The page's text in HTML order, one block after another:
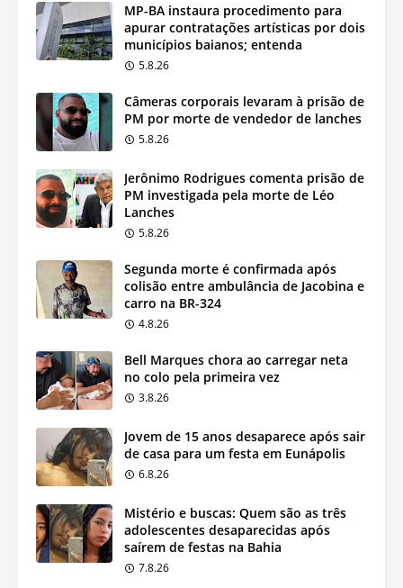
MP-BA instaura procedimento para
apurar contratações artísticas por dois
municípios baianos; entenda
5.8.26
Câmeras corporais levaram à prisão de
PM por morte de vendedor de lanches
5.8.26
Jerônimo Rodrigues comenta prisão de
PM investigada pela morte de Léo
Lanches
5.8.26
Segunda morte é confirmada após
colisão entre ambulância de Jacobina e
carro na BR-324
4.8.26
Bell Marques chora ao carregar neta
no colo pela primeira vez
3.8.26
Jovem de 15 anos desaparece após sair
de casa para um festa em Eunápolis
6.8.26
Mistério e buscas: Quem são as três
adolescentes desaparecidas após
saírem de festas na Bahia
7.8.26